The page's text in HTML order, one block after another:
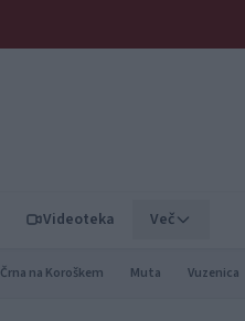
Videoteka Več
Črna na Koroškem Muta Vuzenica